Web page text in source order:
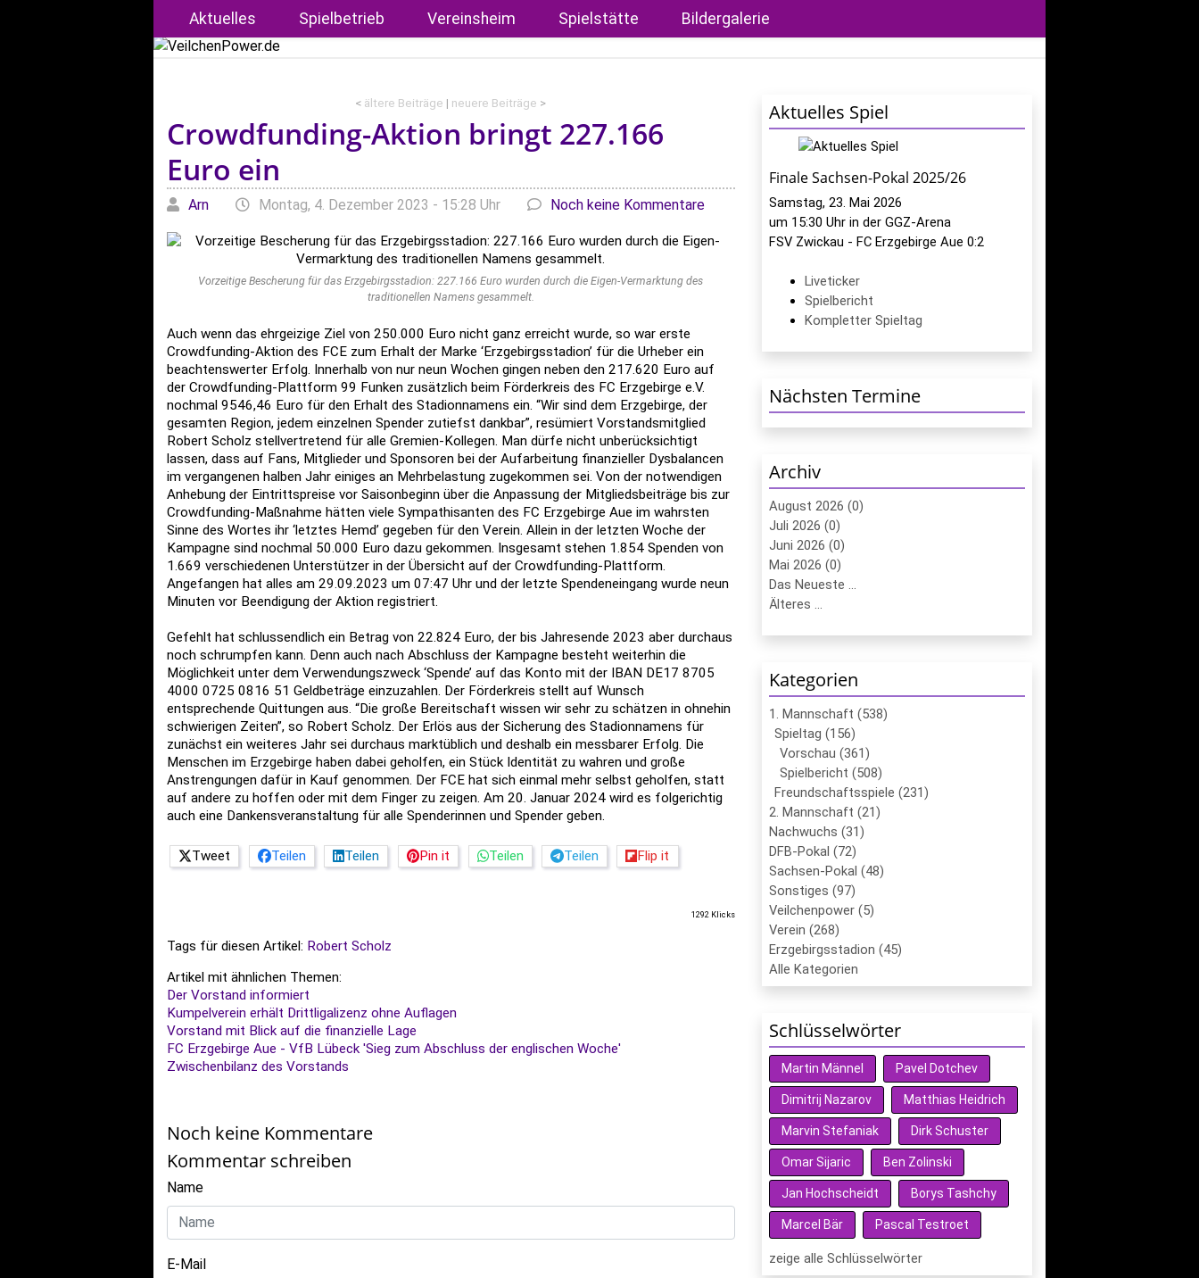
Aktuelles Spielbetrieb Vereinsheim Spielstätte Bildergalerie
< ältere Beiträge | neuere Beiträge >
Crowdfunding-Aktion bringt 227.166
Euro ein
Geschrieben von
Arn am Montag, 4. Dezember 2023 - 15:28 Uhr Noch keine Kommentare
Vorzeitige Bescherung für das Erzgebirgsstadion: 227.166 Euro wurden durch die Eigen-Vermarktung des
traditionellen Namens gesammelt.
Auch wenn das ehrgeizige Ziel von 250.000 Euro nicht ganz erreicht wurde, so war erste
Crowdfunding-Aktion des FCE zum Erhalt der Marke ‘Erzgebirgsstadion’ für die Urheber ein
beachtenswerter Erfolg. Innerhalb von nur neun Wochen gingen neben den 217.620 Euro auf
der Crowdfunding-Plattform 99 Funken zusätzlich beim Förderkreis des FC Erzgebirge e.V.
nochmal 9546,46 Euro für den Erhalt des Stadionnamens ein. “Wir sind dem Erzgebirge, der
gesamten Region, jedem einzelnen Spender zutiefst dankbar”, resümiert Vorstandsmitglied
Robert Scholz stellvertretend für alle Gremien-Kollegen. Man dürfe nicht unberücksichtigt
lassen, dass auf Fans, Mitglieder und Sponsoren bei der Aufarbeitung finanzieller Dysbalancen
im vergangenen halben Jahr einiges an Mehrbelastung zugekommen sei. Von der notwendigen
Anhebung der Eintrittspreise vor Saisonbeginn über die Anpassung der Mitgliedsbeiträge bis zur
Crowdfunding-Maßnahme hätten viele Sympathisanten des FC Erzgebirge Aue im wahrsten
Sinne des Wortes ihr ‘letztes Hemd’ gegeben für den Verein. Allein in der letzten Woche der
Kampagne sind nochmal 50.000 Euro dazu gekommen. Insgesamt stehen 1.854 Spenden von
1.669 verschiedenen Unterstützer in der Übersicht auf der Crowdfunding-Plattform.
Angefangen hat alles am 29.09.2023 um 07:47 Uhr und der letzte Spendeneingang wurde neun
Minuten vor Beendigung der Aktion registriert.
Gefehlt hat schlussendlich ein Betrag von 22.824 Euro, der bis Jahresende 2023 aber durchaus
noch schrumpfen kann. Denn auch nach Abschluss der Kampagne besteht weiterhin die
Möglichkeit unter dem Verwendungszweck ‘Spende’ auf das Konto mit der IBAN DE17 8705
4000 0725 0816 51 Geldbeträge einzuzahlen. Der Förderkreis stellt auf Wunsch
entsprechende Quittungen aus. “Die große Bereitschaft wissen wir sehr zu schätzen in ohnehin
schwierigen Zeiten”, so Robert Scholz. Der Erlös aus der Sicherung des Stadionnamens für
zunächst ein weiteres Jahr sei durchaus marktüblich und deshalb ein messbarer Erfolg. Die
Menschen im Erzgebirge haben dabei geholfen, ein Stück Identität zu wahren und große
Anstrengungen dafür in Kauf genommen. Der FCE hat sich einmal mehr selbst geholfen, statt
auf andere zu hoffen oder mit dem Finger zu zeigen. Am 20. Januar 2024 wird es folgerichtig
auch eine Dankensveranstaltung für alle Spenderinnen und Spender geben.
Tweet Teilen Teilen Pin it Teilen Teilen Flip it
1292 Klicks
Tags für diesen Artikel: Robert Scholz
Artikel mit ähnlichen Themen:
Der Vorstand informiert
Kumpelverein erhält Drittligalizenz ohne Auflagen
Vorstand mit Blick auf die finanzielle Lage
FC Erzgebirge Aue - VfB Lübeck 'Sieg zum Abschluss der englischen Woche'
Zwischenbilanz des Vorstands
Noch keine Kommentare
Kommentar schreiben
Name
E-Mail
Aktuelles Spiel
Finale Sachsen-Pokal 2025/26
Samstag, 23. Mai 2026
um 15:30 Uhr in der GGZ-Arena
FSV Zwickau - FC Erzgebirge Aue 0:2
Liveticker
Spielbericht
Kompletter Spieltag
Nächsten Termine
Archiv
August 2026 (0)
Juli 2026 (0)
Juni 2026 (0)
Mai 2026 (0)
Das Neueste ...
Älteres ...
Kategorien
1. Mannschaft (538)
Spieltag (156)
Vorschau (361)
Spielbericht (508)
Freundschaftsspiele (231)
2. Mannschaft (21)
Nachwuchs (31)
DFB-Pokal (72)
Sachsen-Pokal (48)
Sonstiges (97)
Veilchenpower (5)
Verein (268)
Erzgebirgsstadion (45)
Alle Kategorien
Schlüsselwörter
Martin Männel Pavel Dotchev
Dimitrij Nazarov Matthias Heidrich
Marvin Stefaniak Dirk Schuster
Omar Sijaric Ben Zolinski
Jan Hochscheidt Borys Tashchy
Marcel Bär Pascal Testroet
zeige alle Schlüsselwörter